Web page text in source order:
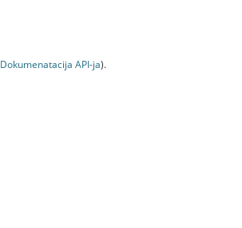
Dokumenаtаcijа API-jа).